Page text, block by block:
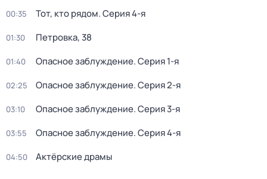
00:35 Тот, кто рядом. Серия 4-я
01:30 Петровка, 38
01:40 Опасное заблуждение. Серия 1-я
02:25 Опасное заблуждение. Серия 2-я
03:10 Опасное заблуждение. Серия 3-я
03:55 Опасное заблуждение. Серия 4-я
04:50 Актёрские драмы